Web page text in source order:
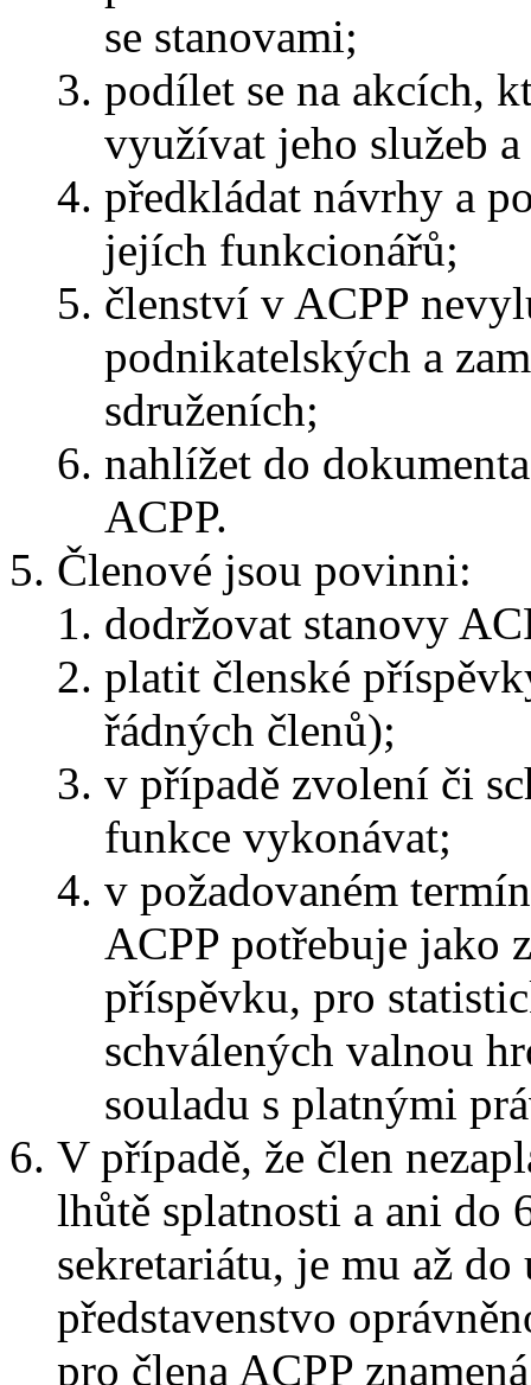
se stanovami;
podílet se na akcích,
využívat jeho služeb
předkládat návrhy a
jejích funkcionářů;
členství v ACPP
podnikatelských a
sdruženích;
nahlížet do
ACPP.
Členové jsou povinni:
dodržovat stanovy
platit členské
řádných členů);
v případě zvolení či
funkce vykonávat;
v požadovaném
ACPP potřebuje jako
příspěvku, pro
schválených valnou
souladu s platnými
V případě, že člen
lhůtě splatnosti a ani do
sekretariátu, je mu až
představenstvo
pro člena ACPP